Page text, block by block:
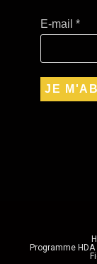
E-mail*
Programme HDA